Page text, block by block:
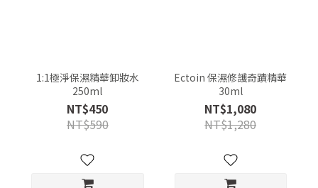
1:1極淨保濕精華卸妝水
250ml
NT$450
NT$590
Ectoin 保濕修護奇蹟精華
30ml
NT$1,080
NT$1,280